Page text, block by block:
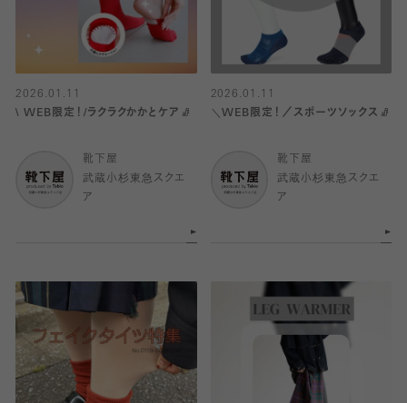
2026.01.11
\ WEB限定！/ラクラクかかとケア🧦
靴下屋
武蔵小杉東急スクエ
ア
2026.01.11
＼WEB限定！／スポーツソックス🧦
靴下屋
武蔵小杉東急スクエ
ア